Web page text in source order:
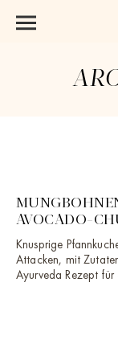
AVOCADO-
Knusprige
Attacken, mit
Ayurveda Rezept für